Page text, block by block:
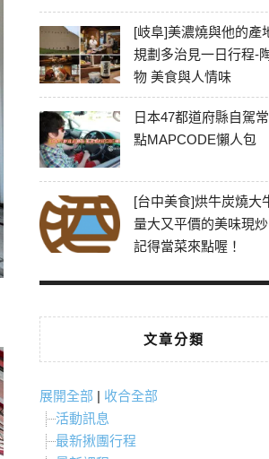
最老牌電影院
[岐阜]美濃燒與他的產
規劃多治見一日行程-
物 美食與人情味
日本47都道府縣自駕
點MAPCODE懶人包
[台中美食]烘牛炭燒大
量大又平價的美味現
記得當菜來點喔！
文章分類
展開全部 | 收合全部
活動訊息
最新揪團行程